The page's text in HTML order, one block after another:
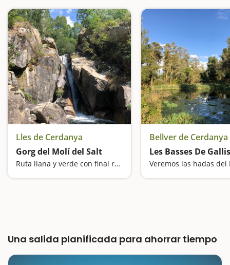
Lles de Cerdanya
Gorg del Molí del Salt
Ruta llana y verde con final refrescante
Bellver de Cerdanya
Les Basses De
Veremos las hadas del
Una salida planificada para ahorrar tiempo